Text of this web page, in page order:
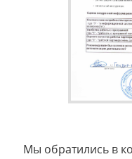
Мы обратились в